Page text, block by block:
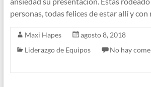
personas, todas felices de estar allí y con
Maxi Hapes
agosto 8, 2018
Liderazgo de Equipos
No hay